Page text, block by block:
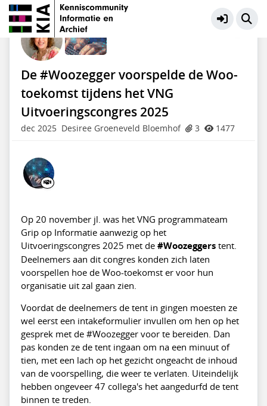
VNG | Grip op Informatie
De #Woozegger voorspelde de Woo-
toekomst tijdens het VNG
Uitvoeringscongres 2025
dec 2025 Desiree Groeneveld Bloemhof 3 1477
Op 20 november jl. was het VNG programmateam
Grip op Informatie aanwezig op het
Uitvoeringscongres 2025 met de #Woozeggerstent.
Deelnemers aan dit congres konden zich laten
voorspellen hoe de Woo-toekomst er voor hun
organisatie uit zal gaan zien.
Voordat de deelnemers de tent in gingen moesten ze
wel eerst een intakeformulier invullen om hen op het
gesprek met de #Woozegger voor te bereiden. Dan
pas konden ze de tent ingaan om na een minuut of
tien, met een lach op het gezicht ongeacht de inhoud
van de voorspelling, die weer te verlaten. Uiteindelijk
hebben ongeveer 47 collega's het aangedurfd de tent
binnen te treden.